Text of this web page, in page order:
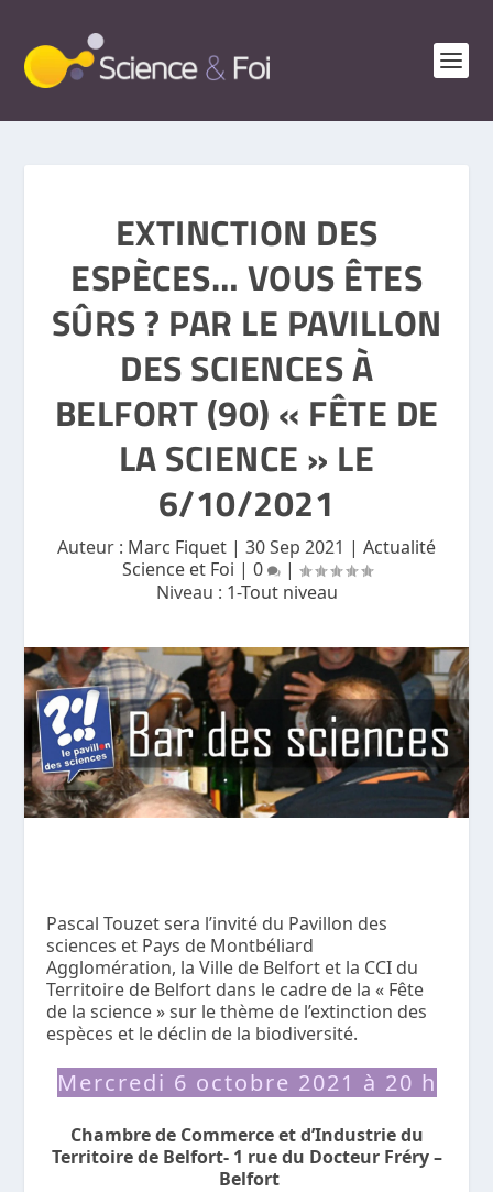
EXTINCTION DES
ESPÈCES… VOUS ÊTES
SÛRS ? PAR LE PAVILLON
DES SCIENCES À
BELFORT (90) « FÊTE DE
LA SCIENCE » LE
6/10/2021
Auteur : Marc Fiquet | 30 Sep 2021 | Actualité
Science et Foi | 0
|
Niveau : 1-Tout niveau
Pascal Touzet sera l’invité du Pavillon des
sciences et Pays de Montbéliard
Agglomération, la Ville de Belfort et la CCI du
Territoire de Belfort dans le cadre de la « Fête
de la science » sur le thème de l’extinction des
espèces et le déclin de la biodiversité.
Mercredi 6 octobre 2021 à 20 h
Chambre de Commerce et d’Industrie du
Territoire de Belfort- 1 rue du Docteur Fréry –
Belfort